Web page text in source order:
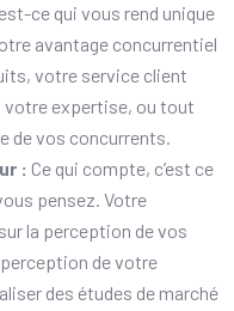
ce qui vous rend unique
avantage concurrentiel
votre service client
expertise, ou tout
de vos concurrents.
: Ce qui compte, c’est ce
pensez. Votre
la perception de vos
de votre
des études de marché